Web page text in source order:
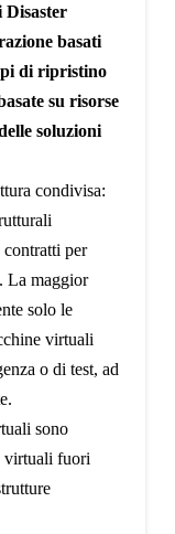
Disaster
basati
di ripristino
su risorse
soluzioni
condivisa:
per
La maggior
solo le
virtuali
o di test, ad
sono
virtuali fuori